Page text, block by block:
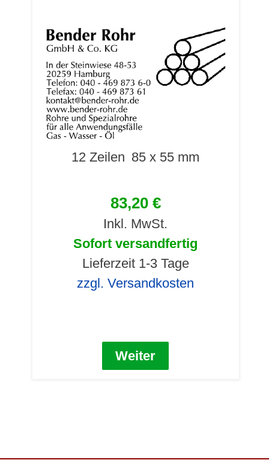
12 Zeilen 85 x 55 mm
83,20 €
Inkl. MwSt.
Sofort versandfertig
Lieferzeit 1-3 Tage
zzgl. Versandkosten
Weiter